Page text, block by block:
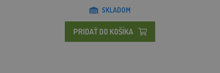
SKLADOM
PRIDAŤ DO KOŠÍKA